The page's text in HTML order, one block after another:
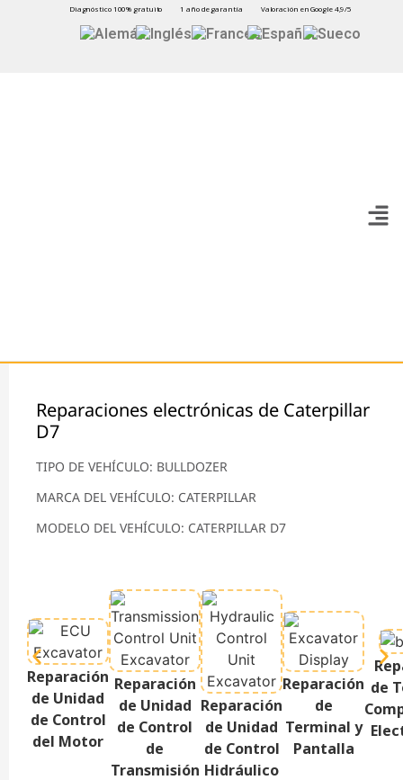
Diagnóstico 100% gratuito 1 año de garantía Valoración en Google 4,9/5
Reparaciones electrónicas de Caterpillar
D7
TIPO DE VEHÍCULO: BULLDOZER
MARCA DEL VEHÍCULO: CATERPILLAR
MODELO DEL VEHÍCULO: CATERPILLAR D7
Reparación
de Unidad
de Control
del Motor
Reparación
de Unidad
de Control
de
Transmisión
Reparación
de Unidad
de Control
Hidráulico
Reparación
de
Terminal y
Pantalla
de